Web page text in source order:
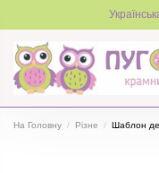
На Головну Різне Шаблон